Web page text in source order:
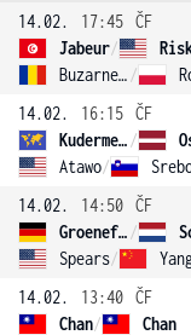
14.02. 17:45 ČF
Jabeur/
Buzarnescu /
14.02.
16:15 ČF
Kudermetova /
Atawo/
14.02.
14:50 ČF
Groenefeld /
Spears/
14.02.
13:40 ČF
Chan/
Chan